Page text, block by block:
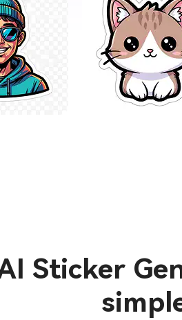
Sticker